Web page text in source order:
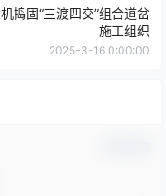
捣固“三渡四交”组合道岔
施工组织
2025-3-16 0:00:00